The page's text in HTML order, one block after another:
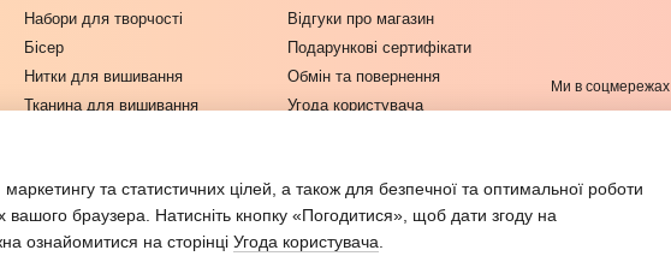
Набори для творчості
Бісер
Нитки для вишивання
Тканина для вишивання
Журнали з рукоділля
Відгуки про магазин
Подарункові сертифікати
Обмін та повернення
Угода користувача
Ми в соцмережах
та статистичних цілей, а також для безпечної та оптимальної роботи
браузера. Натисніть кнопку «Погодитися», щоб дати згоду на
ознайомитися на сторінці Угода користувача